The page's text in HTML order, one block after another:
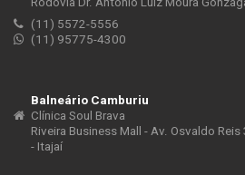
(11) 5572-5556
(11) 95775-4300
Balneário Camburiu
Clínica Soul Brava
Riveira Business Mall - Av. Osvaldo
- Itajaí